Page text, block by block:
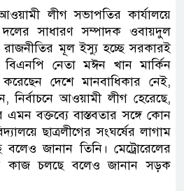
লীগ সভাপতির কার্যালয়ে
সাধারণ সম্পাদক ওবায়দুল
রাজনীতির মূল ইস্যু হচ্ছে সরকারই
নেতা মঈন খান মার্কিন
দেশে মানবাধিকার নেই,
নির্বাচনে আওয়ামী লীগ হেরেছে,
বক্তব্যে বাস্তবতার সঙ্গে কোন
ছাত্রলীগের সংঘর্ষের লাগাম
বলেও জানান তিনি। মেট্রোরেলের
কাজ চলছে বলেও জানান সড়ক